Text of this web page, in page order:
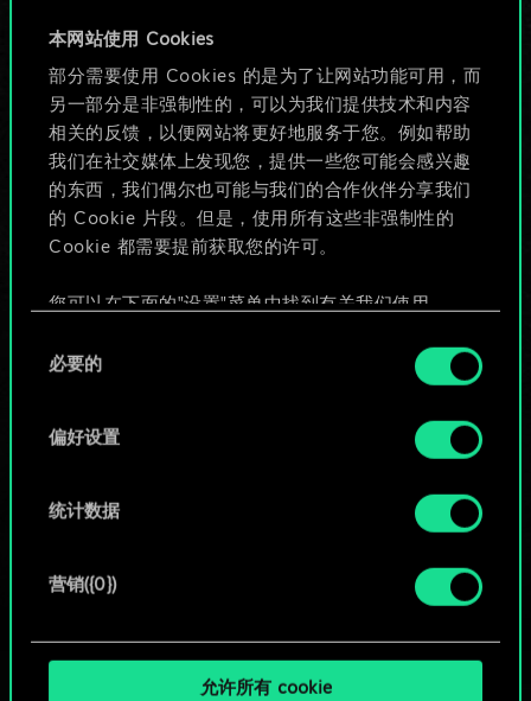
本网站使用 Cookies
部分需要使用 Cookies 的是为了让网站功能可用，而
另一部分是非强制性的，可以为我们提供技术和内容
相关的反馈，以便网站将更好地服务于您。例如帮助
我们在社交媒体上发现您，提供一些您可能会感兴趣
的东西，我们偶尔也可能与我们的合作伙伴分享我们
的 Cookie 片段。但是，使用所有这些非强制性的
Cookie 都需要提前获取您的许可。
您可以在下面的"设置"菜单中找到有关我们使用
好。一旦您了解了其中的内容并准备好继续，请点
必要的
偏好设置
统计数据
营销({0})
允许所有 cookie
目前只是分享了一套
牌，但能做的不止这
些！
给牌组命名并撰写攻略